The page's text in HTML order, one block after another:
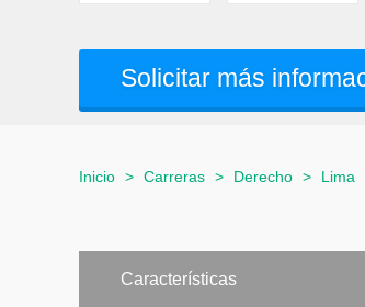
Solicitar más
Inicio > Carreras > Derecho > Lima
Características